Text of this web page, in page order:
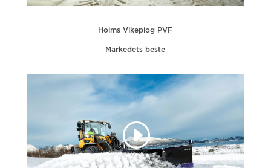
Holms Vikeplog PVF
Markedets beste